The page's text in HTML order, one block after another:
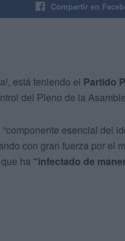
Compartir en
está teniendo el Partido
del Pleno de la
esencial del
con gran fuerza por el
ha “infectado de